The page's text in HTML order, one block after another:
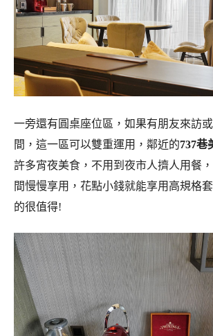
一旁還有圓桌座位區，如果有朋友來訪
間，這一區可以雙重運用，鄰近的737巷
許多宵夜美食，不用到夜市人擠人用餐
間慢慢享用，花點小錢就能享用高規格
的很值得!